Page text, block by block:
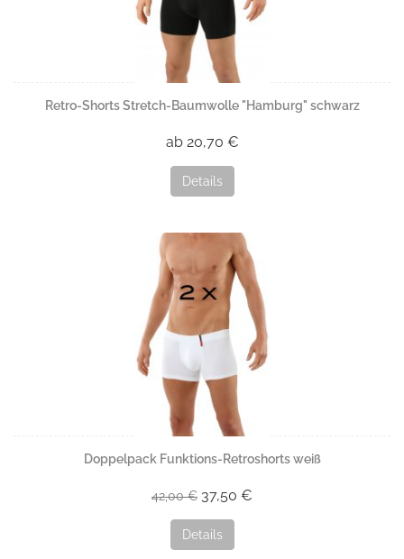
Retro-Shorts Stretch-Baumwolle "Hamburg" schwarz
ab 20,70 €
Details
Doppelpack Funktions-Retroshorts weiß
42,00 € 37,50 €
Details